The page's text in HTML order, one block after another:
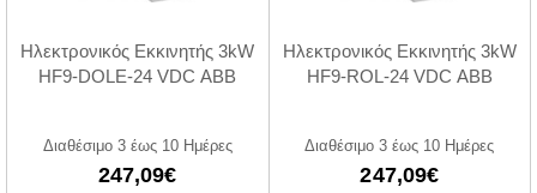
Ηλεκτρονικός Εκκινητής 3kW
HF9-DOLE-24 VDC ABB
Διαθέσιμο 3 έως 10 Ημέρες
247,09€
Ηλεκτρονικός Εκκινητής 3kW
HF9-ROL-24 VDC ABB
Διαθέσιμο 3 έως 10 Ημέρες
247,09€